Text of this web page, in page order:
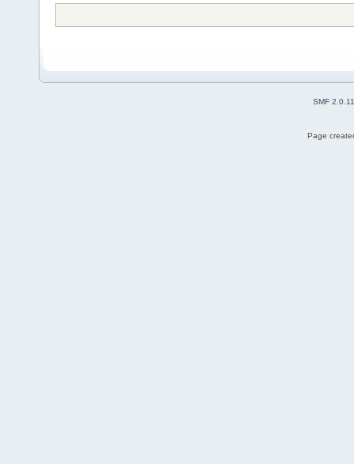
SMF 2.0.11
Page